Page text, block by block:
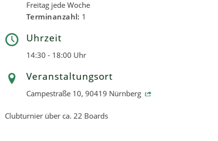
Freitag jede Woche
Terminanzahl: 1
Uhrzeit
14:30 - 18:00 Uhr
Veranstaltungsort
Campestraße 10, 90419 Nürnberg
Clubturnier über ca. 22 Boards